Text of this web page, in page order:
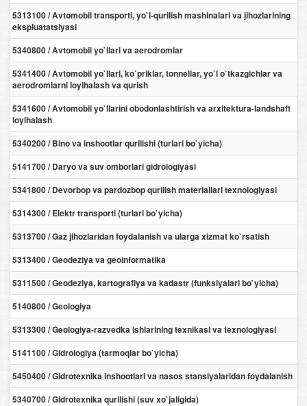
5313100 / Avtomobil transporti, yo`l-qurilish mashinalari va jihozlarining
ekspluatatsiyasi
5340800 / Avtomobil yo`llari va aerodromlar
5341400 / Avtomobil yo`llari, ko`priklar, tonnellar, yo`l o`tkazgichlar va
aerodromlarni loyihalash va qurish
5341600 / Avtomobil yo`llarini obodonlashtirish va arxitektura-landshaft
loyihalash
5340200 / Bino va inshootlar qurilishi (turlari bo`yicha)
5141700 / Daryo va suv omborlari gidrologiyasi
5341800 / Devorbop va pardozbop qurilish materiallari texnologiyasi
5314300 / Elektr transporti (turlari bo`yicha)
5313700 / Gaz jihozlaridan foydalanish va ularga xizmat ko`rsatish
5313400 / Geodeziya va geoinformatika
5311500 / Geodeziya, kartografiya va kadastr (funksiyalari bo`yicha)
5140800 / Geologiya
5313300 / Geologiya-razvedka ishlarining texnikasi va texnologiyasi
5141100 / Gidrologiya (tarmoqlar bo`yicha)
5450400 / Gidrotexnika inshootlari va nasos stansiyalaridan foydalanish
5340700 / Gidrotexnika qurilishi (suv xo`jaligida)